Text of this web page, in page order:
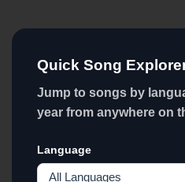
Quick Song
Jump to songs by
year from anywhere on
Language